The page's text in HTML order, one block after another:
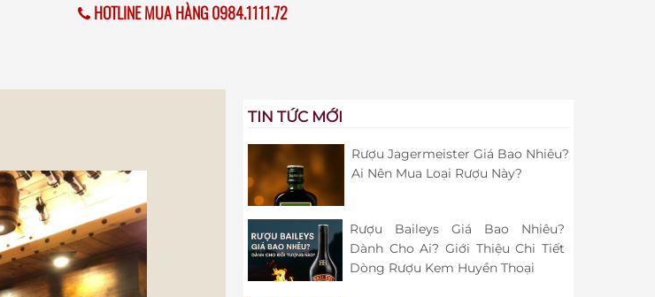
HOTLINE MUA HÀNG 0984.1111.72
TIN TỨC MỚI
Rượu Jagermeister Giá Bao Nhiêu?
Ai Nên Mua Loại Rượu Này?
Rượu Baileys Giá Bao Nhiêu?
Dành Cho Ai? Giới Thiệu Chi Tiết
Dòng Rượu Kem Huyền Thoại